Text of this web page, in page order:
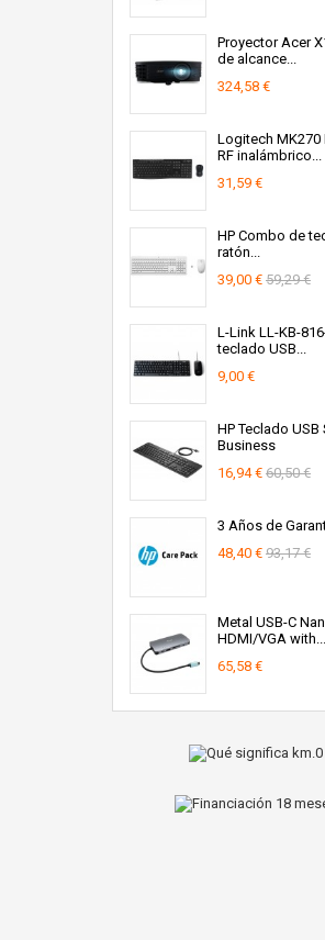
Proyector Acer
de alcance...
324,58 €
Logitech MK270
RF inalámbrico...
31,59 €
HP Combo de
ratón...
39,00 € 59,29 €
L-Link LL-KB-
teclado USB...
9,00 €
HP Teclado USB
Business
16,94 € 60,50 €
3 Años de
48,40 € 93,17 €
Metal USB-C
HDMI/VGA with...
65,58 €